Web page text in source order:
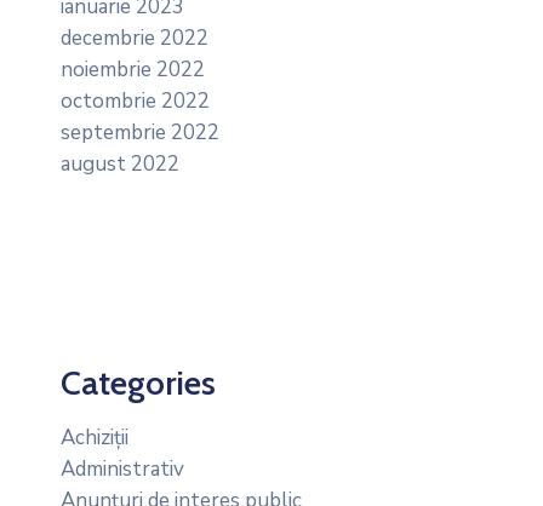
ianuarie 2023
decembrie 2022
noiembrie 2022
octombrie 2022
septembrie 2022
august 2022
Categories
Achiziții
Administrativ